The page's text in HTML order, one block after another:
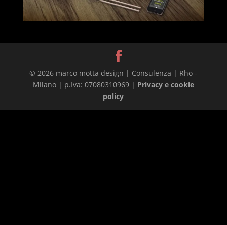
© 2026 marco motta design | Consulenza | Rho -
Milano | p.Iva: 07080310969 | Privacy e cookie
policy